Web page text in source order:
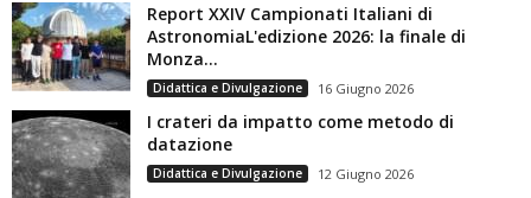
Report XXIV Campionati Italiani di
AstronomiaL'edizione 2026: la finale di
Monza...
Didattica e Divulgazione 16 Giugno 2026
I crateri da impatto come metodo di
datazione
Didattica e Divulgazione 12 Giugno 2026